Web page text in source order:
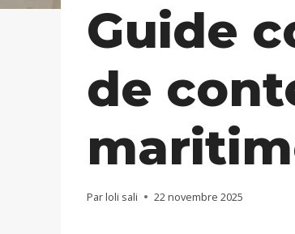
Guide
de
Parloli sali 22 novembre 2025